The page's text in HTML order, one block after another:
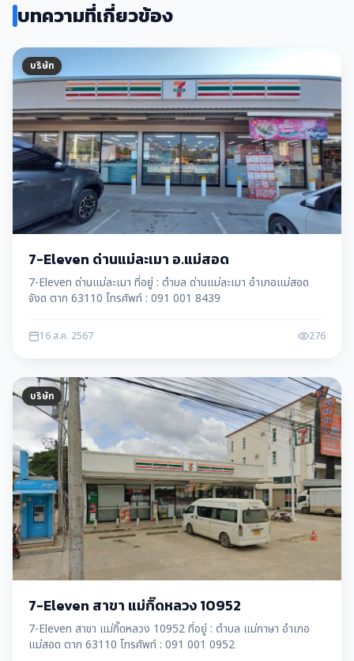
บทความที่เกี่ยวข้อง
บริษัท
7-Eleven ด่านแม่ละเมา อ.แม่สอด
7-Eleven ด่านแม่ละเมา ที่อยู่ : ตำบล ด่านแม่ละเมา อำเภอแม่สอด
จังด ตาก 63110 โทรศัพท์ : 091 001 8439
16 ส.ค. 2567 276
บริษัท
7-Eleven สาขา แม่กิ๊ดหลวง 10952
7-Eleven สาขา แม่กิ๊ดหลวง 10952 ที่อยู่ : ตำบล แม่กาษา อำเภอ
แม่สอด ตาก 63110 โทรศัพท์ : 091 001 0952